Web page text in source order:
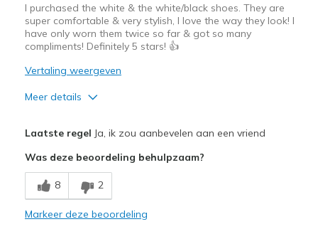
I purchased the white & the white/black shoes. They are
super comfortable & very stylish, I love the way they look! I
have only worn them twice so far & got so many
compliments! Definitely 5 stars! 👍
Vertaling weergeven
Meer details
Breathe Well
Comfortable
Laatste regel Ja, ik zou aanbevelen aan een vriend
Was deze beoordeling behulpzaam?
8 2
Markeer deze beoordeling